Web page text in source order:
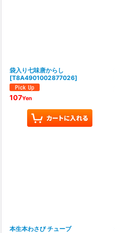
袋入り七味唐からし
[T8A4901002877026]
107Yen
本生本わさび チューブ